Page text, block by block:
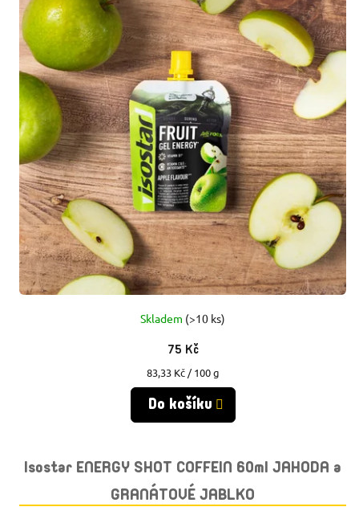
Skladem (>10 ks)
75 Kč
Měrná
cena:
83,33 Kč / 100 g
Do košíku
Isostar ENERGY SHOT COFFEIN 60ml JAHODA a
GRANÁTOVÉ JABLKO